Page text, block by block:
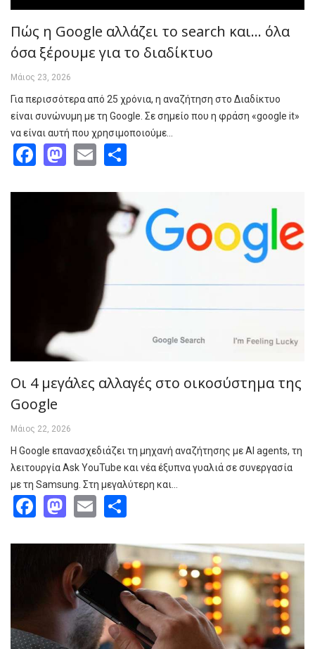
Πώς η Google αλλάζει το search και... όλα
όσα ξέρουμε για το διαδίκτυο
Μάιος 23, 2026
Για περισσότερα από 25 χρόνια, η αναζήτηση στο Διαδίκτυο
είναι συνώνυμη με τη Google. Σε σημείο που η φράση «google it»
να είναι αυτή που χρησιμοποιούμε…
Facebook
Mastodon
Email
Οι 4 μεγάλες αλλαγές στο οικοσύστημα της
Google
Μάιος 22, 2026
Η Google επανασχεδιάζει τη μηχανή αναζήτησης με AI agents, τη
λειτουργία Ask YouTube και νέα έξυπνα γυαλιά σε συνεργασία
με τη Samsung. Στη μεγαλύτερη και…
Facebook
Mastodon
Email